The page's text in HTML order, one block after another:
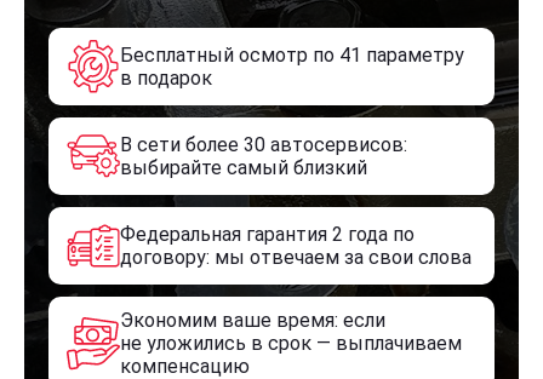
Бесплатный осмотр по 41 параметру
в подарок
В сети более 30 автосервисов:
выбирайте самый близкий
Федеральная гарантия 2 года по
договору: мы отвечаем за свои слова
Экономим ваше время: если
не уложились в срок — выплачиваем
компенсацию